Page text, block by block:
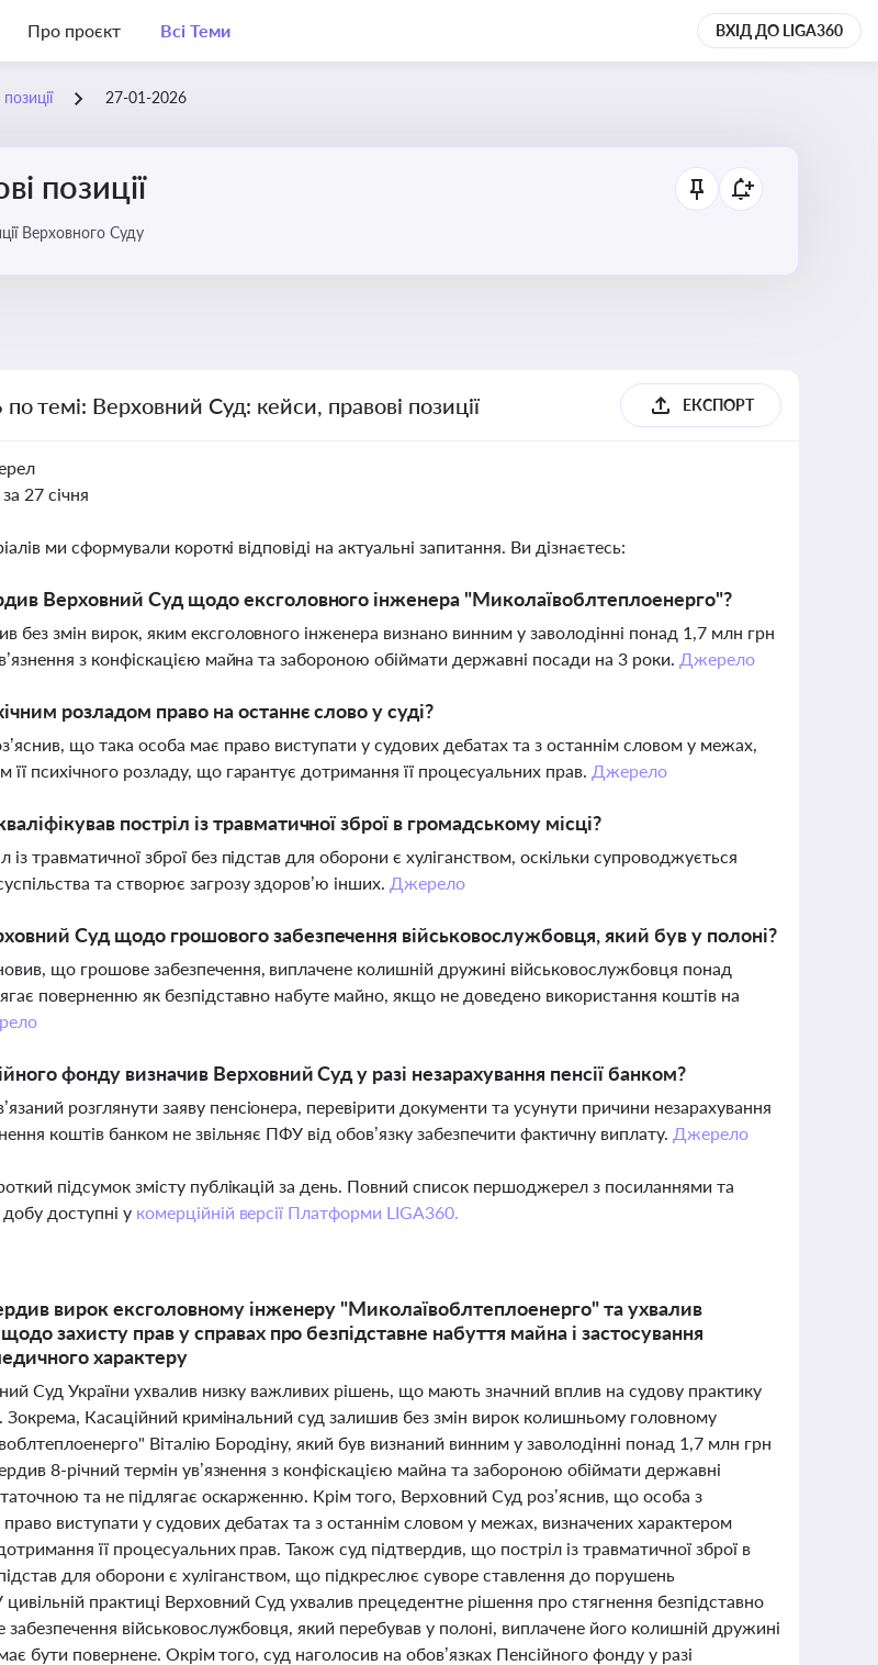
Про проєкт Всі Теми ВХІД ДО LIGA360
27-01-2026
позиції
Верховного Суду
темі: Верховний Суд: кейси, правові позиції ЕКСПОРТ
27 січня
ми сформували короткі відповіді на актуальні запитання. Ви дізнаєтесь:
Верховний Суд щодо ексголовного інженера "Миколаївоблтеплоенерго"?
без змін вирок, яким ексголовного інженера визнано винним у заволодінні понад 1,7 млн грн
з конфіскацією майна та забороною обіймати державні посади на 3 роки. Джерело
розладом право на останнє слово у суді?
що така особа має право виступати у судових дебатах та з останнім словом у межах,
її психічного розладу, що гарантує дотримання її процесуальних прав. Джерело
постріл із травматичної зброї в громадському місці?
із травматичної зброї без підстав для оборони є хуліганством, оскільки супроводжується
та створює загрозу здоров’ю інших. Джерело
Суд щодо грошового забезпечення військовослужбовця, який був у полоні?
що грошове забезпечення, виплачене колишній дружині військовослужбовця понад
поверненню як безпідставно набуте майно, якщо не доведено використання коштів на
фонду визначив Верховний Суд у разі незарахування пенсії банком?
розглянути заяву пенсіонера, перевірити документи та усунути причини незарахування
коштів банком не звільняє ПФУ від обов’язку забезпечити фактичну виплату. Джерело
підсумок змісту публікацій за день. Повний список першоджерел з посиланнями та
доступні у комерційній версії Платформи LIGA360.
вирок ексголовному інженеру "Миколаївоблтеплоенерго" та ухвалив
захисту прав у справах про безпідставне набуття майна і застосування
характеру
Суд України ухвалив низку важливих рішень, що мають значний вплив на судову практику
Зокрема, Касаційний кримінальний суд залишив без змін вирок колишньому головному
Віталію Бородіну, який був визнаний винним у заволодінні понад 1,7 млн грн
8-річний термін ув’язнення з конфіскацією майна та забороною обіймати державні
та не підлягає оскарженню. Крім того, Верховний Суд роз’яснив, що особа з
виступати у судових дебатах та з останнім словом у межах, визначених характером
її процесуальних прав. Також суд підтвердив, що постріл із травматичної зброї в
для оборони є хуліганством, що підкреслює суворе ставлення до порушень
практиці Верховний Суд ухвалив прецедентне рішення про стягнення безпідставно
військовослужбовця, який перебував у полоні, виплачене його колишній дружині
бути повернене. Окрім того, суд наголосив на обов’язках Пенсійного фонду у разі